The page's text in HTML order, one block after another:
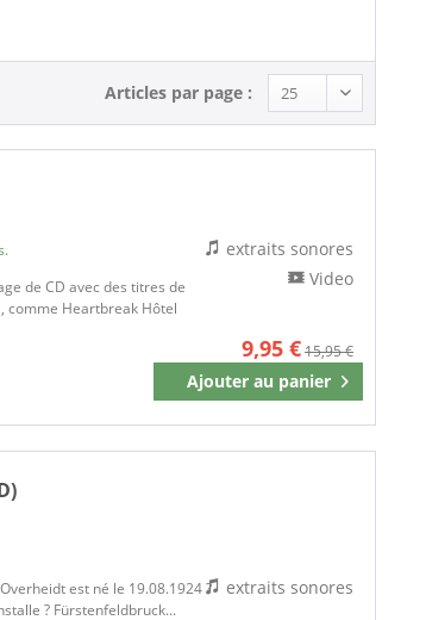
Articles par page :
de CD avec des titres de
comme Heartbreak Hôtel
9,95 €15,95 €
Ajouter au panier
Mémoriser
extraits sonores
Video
est né le 19.08.1924 ?
? Fürstenfeldbruck...
extraits sonores